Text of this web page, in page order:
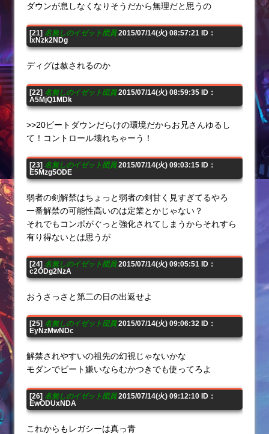
ダウンが息しなくなりそうだから無理だと思うの
[21] 名無しのイゼット団員2015/07/14(火) 08:57:21 ID：
IxNzk2NDg
ディグは赦されるのか
[22] 名無しのイゼット団員2015/07/14(火) 08:59:35 ID：
A5MjQ1MDk
>>20ビートダウンだらけの環境だからお兄さんゆるし
て！コントロール壊れちゃーう！
[23] 名無しのイゼット団員2015/07/14(火) 09:03:15 ID：
E5Mzg5ODE
弱者の剣解禁はちょっと弱者の剣甘く見すぎてるやろ
一番解禁の可能性高いのは定業とかじゃない？
それでもコンボがぐっと強化されてしまうからそれすら
有り得ないとは思うが
[24] 名無しのイゼット団員2015/07/14(火) 09:05:51 ID：
c2ODg2NzA
おうさっさと第二の日の出返せよ
[25] 名無しのイゼット団員2015/07/14(火) 09:06:32 ID：
EyNzMwNDc
解禁されやすいの祖先の幻視じゃないかな
モダンでビート嫌いならむかつきでも使ってろよ
[26] 名無しのイゼット団員2015/07/14(火) 09:12:10 ID：
EwODUxNDA
これからもレガシーは真っ青